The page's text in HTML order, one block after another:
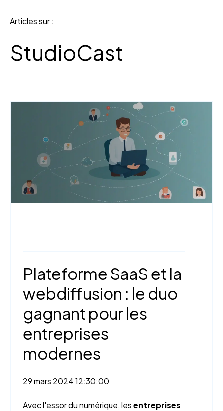
Articles sur :
StudioCast
Plateforme SaaS et la
webdiffusion : le duo
gagnant pour les
entreprises
modernes
29 mars 2024 12:30:00
Avec l'essor du numérique, lesentreprises